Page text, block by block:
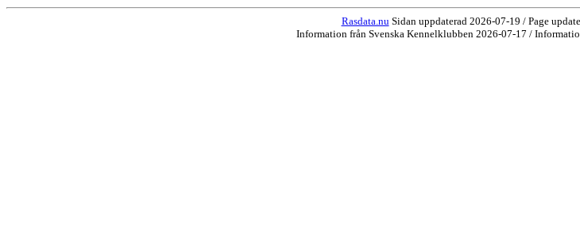
Rasdata.nu Sidan uppdaterad 2026-07-19 / Page
Information från Svenska Kennelklubben 2026-07-17 /